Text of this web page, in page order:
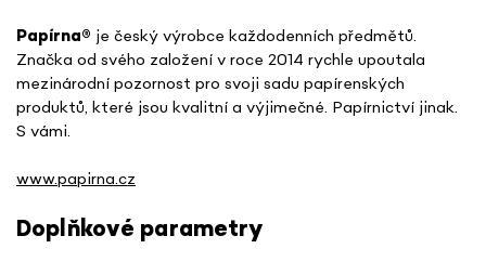
Papírna® je český výrobce každodenních předmětů.
Značka od svého založení v roce 2014 rychle upoutala
mezinárodní pozornost pro svoji sadu papírenských
produktů, které jsou kvalitní a výjimečné. Papírnictví jinak.
S vámi.
www.papirna.cz
Doplňkové parametry